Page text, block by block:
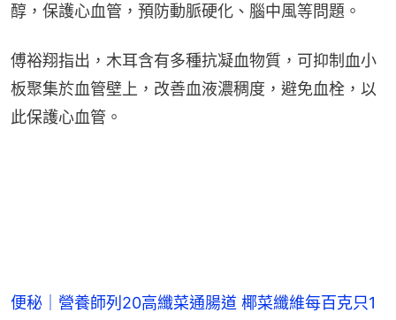
醇，保護心血管，預防動脈硬化、腦中風等問題。
傅裕翔指出，木耳含有多種抗凝血物質，可抑制血小
板聚集於血管壁上，改善血液濃稠度，避免血栓，以
此保護心血管。
便秘｜營養師列20高纖菜通腸道 椰菜纖維每百克只1